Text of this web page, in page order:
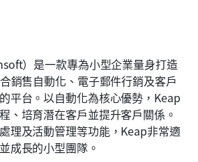
）是一款專為小型企業量身打造
銷售自動化、電子郵件行銷及客戶
平台。以自動化為核心優勢，Keap
、培育潛在客戶並提升客戶關係。
理及活動管理等功能，Keap非常適
成長的小型團隊。